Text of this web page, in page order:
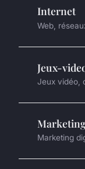
Internet
Web,
Jeux-
Jeux vidéo,
Marketing